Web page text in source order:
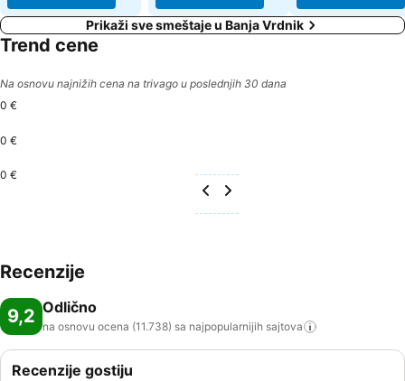
Prikaži sve smeštaje u Banja Vrdnik
Trend cene
Na osnovu najnižih cena na trivago u poslednjih 30 dana
0 €
0 €
0 €
Recenzije
9,2 Odlično
na osnovu ocena (11.738) sa najpopularnijih sajtova
Recenzije gostiju